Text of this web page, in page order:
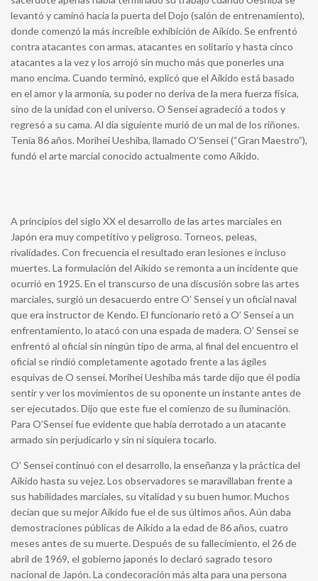
levantó y caminó hacia la puerta del Dojo (salón de entrenamiento),
donde comenzó la más increíble exhibición de Aikido. Se enfrentó
contra atacantes con armas, atacantes en solitario y hasta cinco
atacantes a la vez y los arrojó sin mucho más que ponerles una
mano encima. Cuando terminó, explicó que el Aikido está basado
en el amor y la armonía, su poder no deriva de la mera fuerza física,
sino de la unidad con el universo. O Sensei agradeció a todos y
regresó a su cama. Al día siguiente murió de un mal de los riñones.
Tenía 86 años. Morihei Ueshiba, llamado O’Sensei (“Gran Maestro”),
fundó el arte marcial conocido actualmente como Aikido.
A principios del siglo XX el desarrollo de las artes marciales en
Japón era muy competitivo y peligroso. Torneos, peleas,
rivalidades. Con frecuencia el resultado eran lesiones e incluso
muertes. La formulación del Aikido se remonta a un incidente que
ocurrió en 1925. En el transcurso de una discusión sobre las artes
marciales, surgió un desacuerdo entre O’ Sensei y un oficial naval
que era instructor de Kendo. El funcionario retó a O’ Sensei a un
enfrentamiento, lo atacó con una espada de madera. O’ Sensei se
enfrentó al oficial sin ningún tipo de arma, al final del encuentro el
oficial se rindió completamente agotado frente a las ágiles
esquivas de O sensei. Morihei Ueshiba más tarde dijo que él podía
sentir y ver los movimientos de su oponente un instante antes de
ser ejecutados. Dijo que este fue el comienzo de su iluminación.
Para O’Sensei fue evidente que había derrotado a un atacante
armado sin perjudicarlo y sin ni siquiera tocarlo.
O’ Sensei continuó con el desarrollo, la enseñanza y la práctica del
Aikido hasta su vejez. Los observadores se maravillaban frente a
sus habilidades marciales, su vitalidad y su buen humor. Muchos
decían que su mejor Aikido fue el de sus últimos años. Aún daba
demostraciones públicas de Aikido a la edad de 86 años, cuatro
meses antes de su muerte. Después de su fallecimiento, el 26 de
abril de 1969, el gobierno japonés lo declaró sagrado tesoro
nacional de Japón. La condecoración más alta para una persona